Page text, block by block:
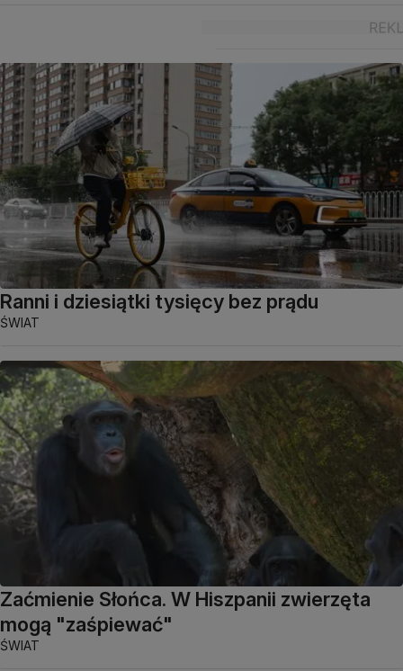
Ranni i dziesiątki tysięcy bez prądu
ŚWIAT
Zaćmienie Słońca. W Hiszpanii zwierzęta
mogą "zaśpiewać"
ŚWIAT